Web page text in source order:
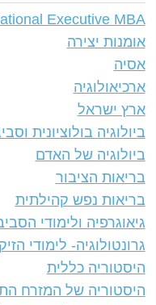
Executive MBA
אומנות יצירה
אסיה
ארכיאולוגיה
ארץ ישראל
ביולוגיה בולוציונית
ביולוגיה של האדם
בריאות הציבור
בריאות נפש קהילתית
גיאוגרפיה ולימודי
גרונטולוגיה- לימודי
היסטוריה כללית
היסטוריה של המזרח